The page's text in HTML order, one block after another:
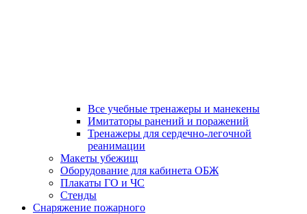
Все учебные тренажеры и манекены
Имитаторы ранений и поражений
Тренажеры для сердечно-легочной
реанимации
Макеты убежищ
Оборудование для кабинета ОБЖ
Плакаты ГО и ЧС
Стенды
Снаряжение пожарного